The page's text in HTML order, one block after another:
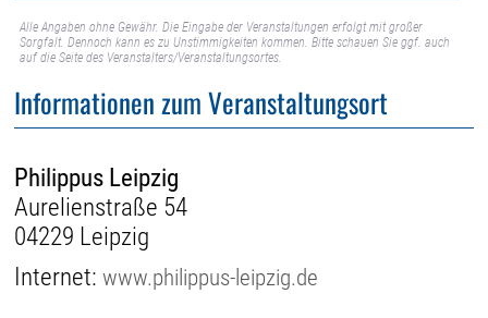
Alle Angaben ohne Gewähr. Die Eingabe der Veranstaltungen erfolgt mit großer
Sorgfalt. Dennoch kann es zu Unstimmigkeiten kommen. Bitte schauen Sie ggf. auch
auf die Seite des Veranstalters/Veranstaltungsortes.
Informationen zum Veranstaltungsort
Philippus Leipzig
Aurelienstraße 54
04229 Leipzig
Internet:www.philippus-leipzig.de